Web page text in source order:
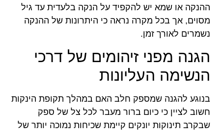
ההנקה או שמא יש להקפיד על הנקה בלעדית עד גיל
מסוים, אך בכל מקרה נראה כי היתרונות של ההנקה
נשמרים לאורך זמן.
הגנה מפני זיהומים של דרכי
הנשימה העליונות
בנוגע להגנה שמספק חלב האם במהלך תקופת הינקות
חשוב לציין כי כיום ברור מעבר לכל צל של ספק
שבקרב תינוקות יונקים קיימת שכיחות נמוכה יותר של